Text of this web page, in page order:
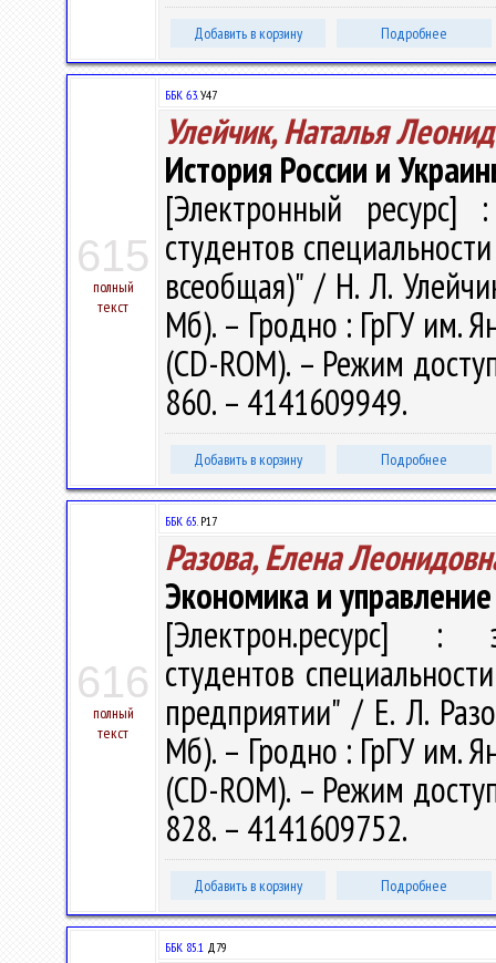
Добавить в корзину Подробнее
615
полный
текст
ББК 63.У47
Улейчик, Наталья
История России и
[Электронный ресурс]
студентов
всеобщая)" / Н. Л.
Мб). – Гродно : ГрГУ им.
(CD-ROM). – Режим
860. – 4141609949.
Добавить в корзину Подробнее
616
полный
текст
ББК 65.Р17
Разова, Елена
Экономика и
[Электрон.ресурс] :
студентов
предприятии" / Е. Л.
Мб). – Гродно : ГрГУ им.
(CD-ROM). – Режим
828. – 4141609752.
Добавить в корзину Подробнее
ББК 85.1 Д79